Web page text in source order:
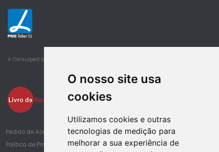
O nosso site usa
cookies
Utilizamos cookies e outras
tecnologias de medição para
melhorar a sua experiência de
23
A Consulped tem obtido sucessivamente o estatuto de PME Lider desde 2016
Pedido de Acesso à Informação de Saúde
Política de Privacidade